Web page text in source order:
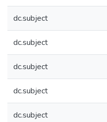
dc.subject
dc.subject
dc.subject
dc.subject
dc.subject